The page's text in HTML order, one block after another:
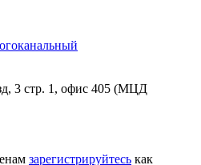
3 стр. 1, офис 405 (МЦД
зарегистрируйтесь как